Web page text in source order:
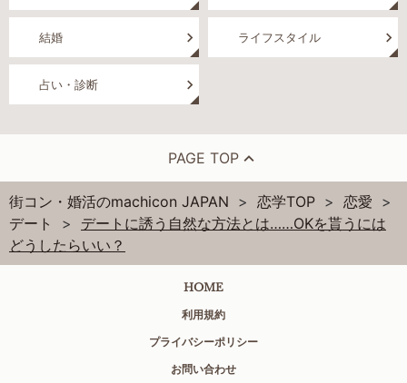
結婚 ライフスタイル
占い・診断
PAGE TOP
街コン・婚活のmachicon JAPAN 恋学TOP
恋愛
デート
デートに誘う自然な方法とは……OKを貰うには
どうしたらいい？
HOME
利用規約
プライバシーポリシー
お問い合わせ